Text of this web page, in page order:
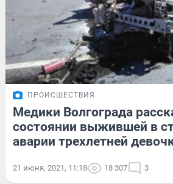
ПРОИСШЕСТВИЯ
Медики Волгограда
состоянии выжившей в
аварии трехлетней
21 июня, 2021, 11:18 18 307 3